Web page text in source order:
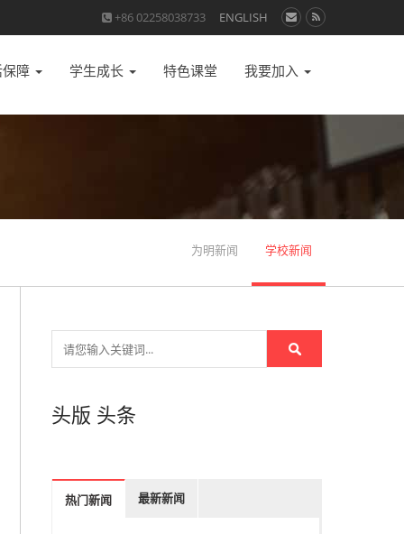
+86 02258038733 ENGLISH
障 学生成长 特色课堂 我要加入
为明新闻 学校新闻
头版 头条
热门新闻 最新新闻